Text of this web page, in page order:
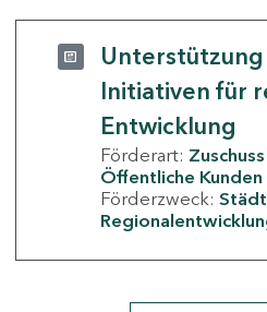
Initiativen für
Entwicklung
Förderart: Zuschuss
Öffentliche Kunden
Förderzweck: